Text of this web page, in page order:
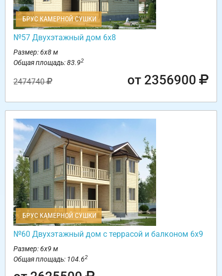
БРУС КАМЕРНОЙ СУШКИ
№57 Двухэтажный дом 6х8
Размер: 6х8 м
Общая площадь: 83.92
2474740 от 2356900
БРУС КАМЕРНОЙ СУШКИ
№60 Двухэтажный дом с террасой и балконом 6х9
Размер: 6х9 м
Общая площадь: 104.62